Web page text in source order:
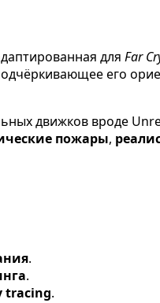
для Far
его
движков вроде
пожары,
.
.
tracing.